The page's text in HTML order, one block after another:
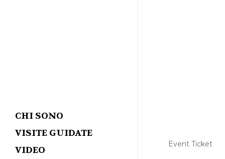
CHI SONO
VISITE GUIDATE
VIDEO
Event Ticket